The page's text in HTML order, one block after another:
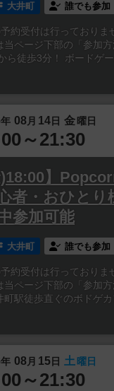
大井町 誰でも参加
約受付は行っておりま
当ページ下部の「参加
ら徒歩3分！ ボードゲ
年 08 月 14日 金曜日
～21:30
)18:00】
者・おひとり
参加可能
大井町 誰でも参加
約受付は行っておりま
当ページ下部の「参加
町駅徒歩直ぐのボドゲ
年 08 月 15日 土曜日
～21:30